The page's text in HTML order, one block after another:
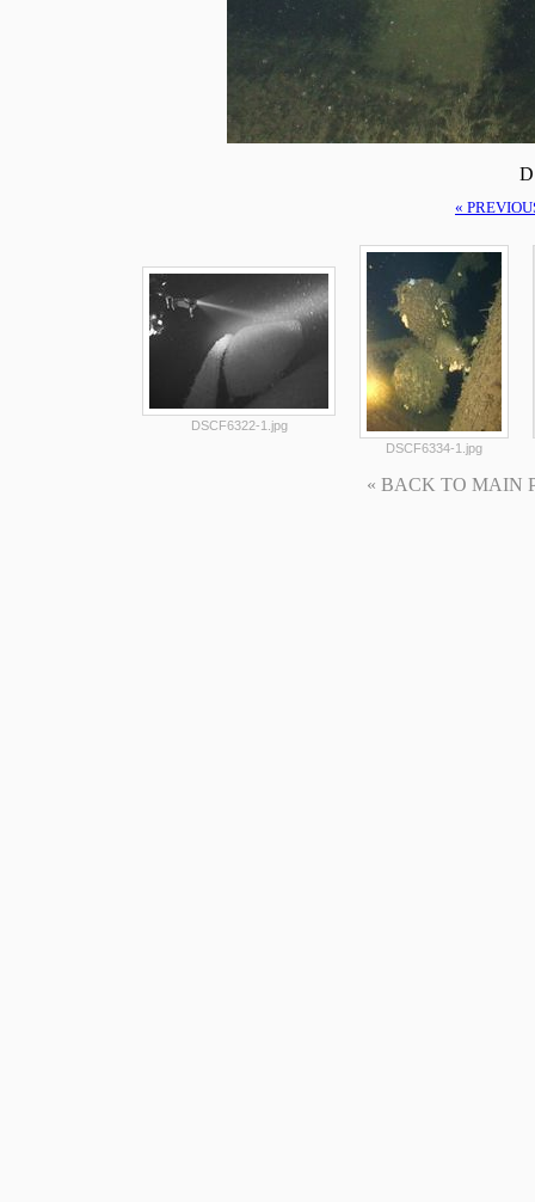
«
DSCF6322-1.jpg
DSCF6334-1.jpg
« BACK TO MAIN